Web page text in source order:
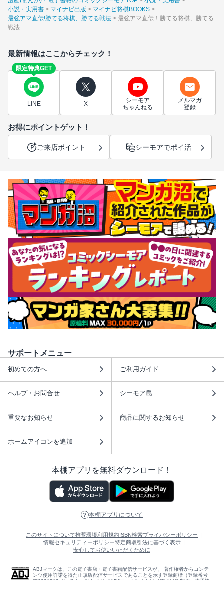
小説・実用書
マイナビ出版
マイナビ将棋BOOKS
最強アマ直伝!勝てる将棋、勝てる戦法
最強アマ直伝！勝てる将棋、勝てる
戦法
最新情報はここからチェック！
限定特典GET
LINE X
シーモア
ちゃんねる
メルマガ
登録
お得にポイントゲット！
ご来店ポイント シーモアでポイ活
サポートメニュー
初めての方へ ご利用ガイド
ヘルプ・お問合せ シーモア島
重要なお知らせ 商品に関するお知らせ
ホームアイコンを追加
本棚アプリを無料ダウンロード！
本棚アプリについて
このサイトについて推奨環境利用規約 ISBN検索プライバシーポリシー
情報セキュリティーポリシー特定商取引法に基づく表示
安心してお使いいただくために
ABJマークは、この電子書店・電子書籍配信サービスが、 著作権者からコンテ
ンツ使用許諾を得た正規版配信サービスであることを示す登録商標（登録番号
第6091713号）です。 詳しくは［ABJマーク］または［電子出版制作・流通協